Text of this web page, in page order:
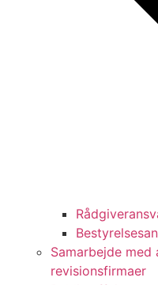
Samarbejde
revisionsfirmaer